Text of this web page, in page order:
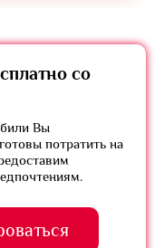
со
Вы
потратить на